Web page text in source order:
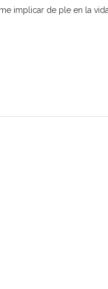
implicar de ple en la vida